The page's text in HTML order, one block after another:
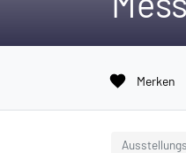
favorite Merken